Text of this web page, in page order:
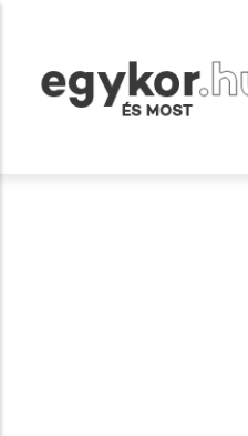
tartalomra